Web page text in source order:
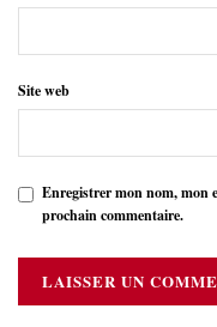
Site web
Enregistrer mon nom, mon
prochain commentaire.